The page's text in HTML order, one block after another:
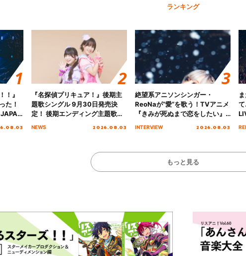
ランキング
！』
た！
JAPAN
レポー
『名探偵プリキュア！』後期主
題歌シングル 9月30日発売決
定！ 後期エンディング主題歌
NEWS 2026.08.03
絶望系アニソンシンガー・
ReoNaが“愛”を歌う！TVアニメ
『きみが死ぬまで恋をしたい』
INTERVIEW 2026.08.03
もっと見る